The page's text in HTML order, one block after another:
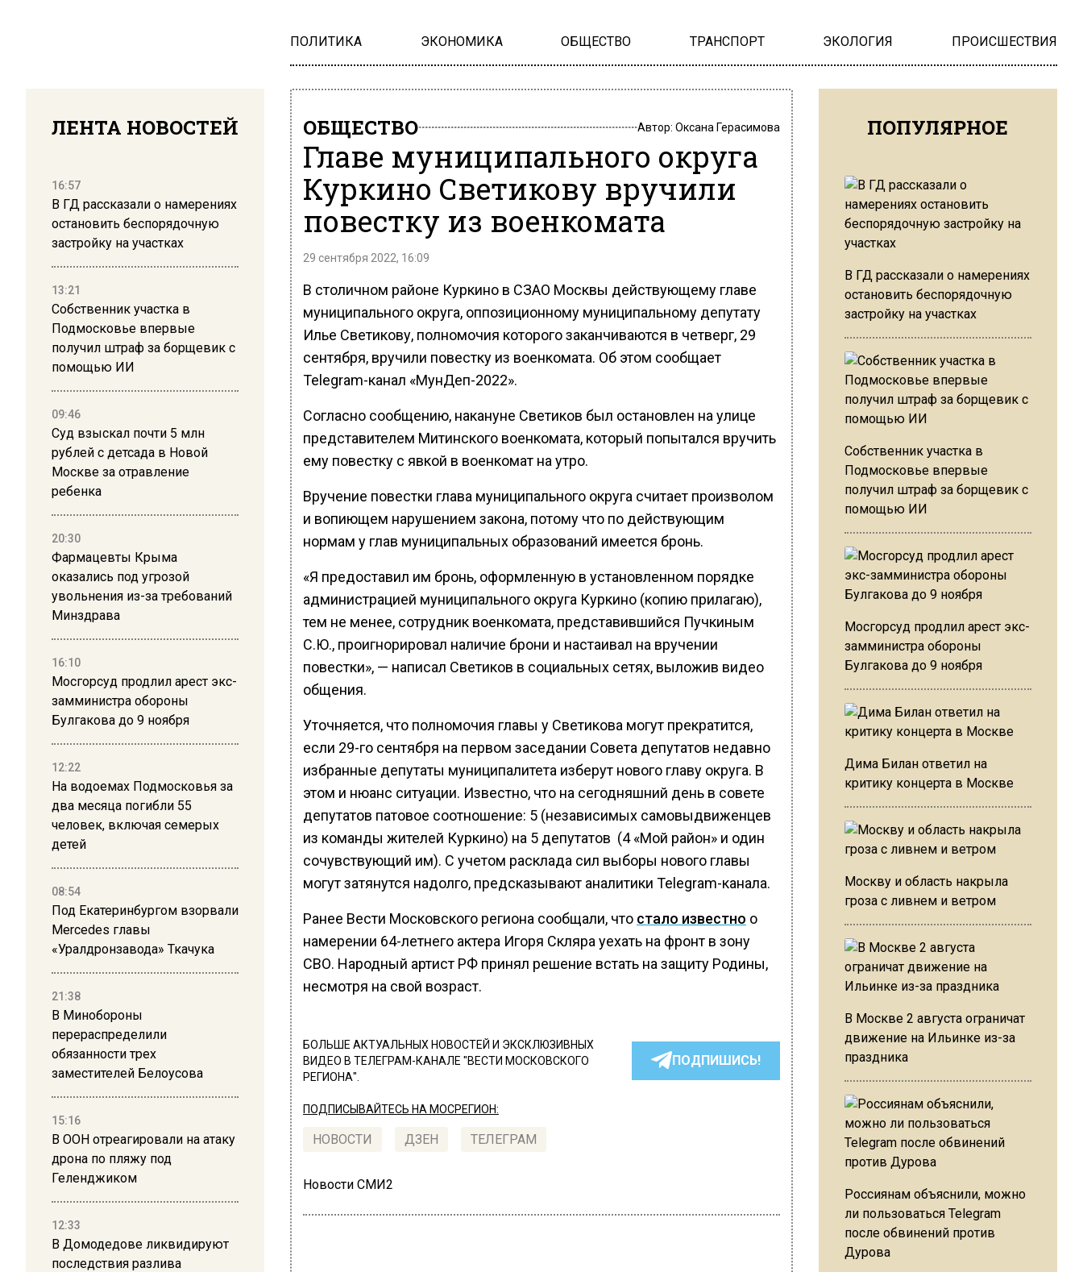
ПОЛИТИКА ЭКОНОМИКА ОБЩЕСТВО ТРАНСПОРТ ЭКОЛОГИЯ ПРОИСШЕСТВИЯ
ЛЕНТА НОВОСТЕЙ
16:57
В ГД рассказали о намерениях
остановить беспорядочную
застройку на участках
13:21
Собственник участка в
Подмосковье впервые
получил штраф за борщевик с
помощью ИИ
09:46
Суд взыскал почти 5 млн
рублей с детсада в Новой
Москве за отравление
ребенка
20:30
Фармацевты Крыма
оказались под угрозой
увольнения из-за требований
Минздрава
16:10
Мосгорсуд продлил арест экс-
замминистра обороны
Булгакова до 9 ноября
12:22
На водоемах Подмосковья за
два месяца погибли 55
человек, включая семерых
детей
08:54
Под Екатеринбургом взорвали
Mercedes главы
«Уралдронзавода» Ткачука
21:38
В Минобороны
перераспределили
обязанности трех
заместителей Белоусова
15:16
В ООН отреагировали на атаку
дрона по пляжу под
Геленджиком
12:33
В Домодедове ликвидируют
последствия разлива
ОБЩЕСТВО Автор: Оксана Герасимова
Главе муниципального округа
Куркино Светикову вручили
повестку из военкомата
29 сентября 2022, 16:09
В столичном районе Куркино в СЗАО Москвы действующему главе
муниципального округа, оппозиционному муниципальному депутату
Илье Светикову, полномочия которого заканчиваются в четверг, 29
сентября, вручили повестку из военкомата. Об этом сообщает
Telegram-канал «МунДеп-2022».
Согласно сообщению, накануне Светиков был остановлен на улице
представителем Митинского военкомата, который попытался вручить
ему повестку с явкой в военкомат на утро.
Вручение повестки глава муниципального округа считает произволом
и вопиющем нарушением закона, потому что по действующим
нормам у глав муниципальных образований имеется бронь.
«Я предоставил им бронь, оформленную в установленном порядке
администрацией муниципального округа Куркино (копию прилагаю),
тем не менее, сотрудник военкомата, представившийся Пучкиным
С.Ю., проигнорировал наличие брони и настаивал на вручении
повестки», — написал Светиков в социальных сетях, выложив видео
общения.
Уточняется, что полномочия главы у Светикова могут прекратится,
если 29-го сентября на первом заседании Совета депутатов недавно
избранные депутаты муниципалитета изберут нового главу округа. В
этом и нюанс ситуации. Известно, что на сегодняшний день в совете
депутатов патовое соотношение: 5 (независимых самовыдвиженцев
из команды жителей Куркино) на 5 депутатов (4 «Мой район» и один
сочувствующий им). С учетом расклада сил выборы нового главы
могут затянутся надолго, предсказывают аналитики Telegram-канала.
Ранее Вести Московского региона сообщали, что стало известно о
намерении 64-летнего актера Игоря Скляра уехать на фронт в зону
СВО. Народный артист РФ принял решение встать на защиту Родины,
несмотря на свой возраст.
БОЛЬШЕ АКТУАЛЬНЫХ НОВОСТЕЙ И ЭКСКЛЮЗИВНЫХ
ВИДЕО В ТЕЛЕГРАМ-КАНАЛЕ "ВЕСТИ МОСКОВСКОГО
РЕГИОНА".
ПОДПИШИСЬ!
ПОДПИСЫВАЙТЕСЬ НА МОСРЕГИОН:
НОВОСТИ ДЗЕН ТЕЛЕГРАМ
Новости СМИ2
ПОПУЛЯРНОЕ
В ГД рассказали о намерениях
остановить беспорядочную
застройку на участках
Собственник участка в
Подмосковье впервые
получил штраф за борщевик с
помощью ИИ
Мосгорсуд продлил арест экс-
замминистра обороны
Булгакова до 9 ноября
Дима Билан ответил на
критику концерта в Москве
Москву и область накрыла
гроза с ливнем и ветром
В Москве 2 августа ограничат
движение на Ильинке из-за
праздника
Россиянам объяснили, можно
ли пользоваться Telegram
после обвинений против
Дурова